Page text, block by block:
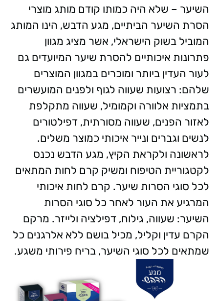
השיער – שלא היה כמותו קודם מותג מוצרי
הסרת השיער הביתיים, מגע הדבש, הינו המותג
המוביל בשוק הישראלי, אשר מציג מגוון
פתרונות איכותיים להסרת שיער המיועדים גם
לעור העדין ביותר ומוכרים במגוון המוצרים
שלהם: רצועות שעווה לגוף ולפנים המועשרים
בתמציות אלוורה וקמומיל, שעווה מתקלפת
לאזור הפנים, שעווה מסורתית, דפילטורים
לנשים וגברים ונייר איכותי כמוצר משלים.
לראשונה ולקראת הקיץ, מגע הדבש נכנס
לקטגוריית הטיפוח ומשיק קרם לחות המתאים
לכל סוגי הסרות שיער. קרם לחות איכותי
המרגיע את העור לאחר כל סוגי הסרות
השיער: שעווה, גילוח, דפילציה ולייזר. מרקם
הקרם עדין וקליל, מכיל בושם ללא אלרגנים כל
שמתאים לכל סוגי השיער, בריח פירותי משגע.